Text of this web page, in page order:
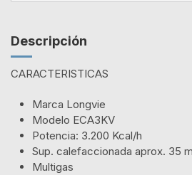
Descripción
CARACTERISTICAS
Marca Longvie
Modelo ECA3KV
Potencia: 3.200 Kcal/h
Sup. calefaccionada aprox. 35
Multigas